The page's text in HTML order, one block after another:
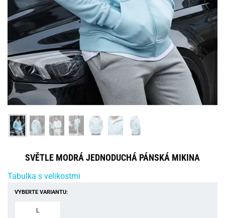
SVĚTLE MODRÁ JEDNODUCHÁ PÁNSKÁ MIKINA
Tabulka s velikostmi
VYBERTE VARIANTU:
L